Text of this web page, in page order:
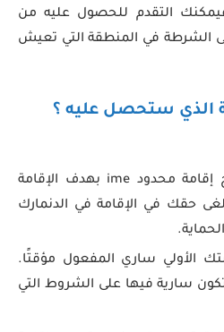
فيمكنك التقدم للحصول عليه من
الشرطة في المنطقة التي تعيش
الذي ستحصل عليه ؟
سيتم منحك تصريح إقامة محدود ime بهدف الإقامة
حقك في الإقامة في الدنمارك
الأولي ساري المفعول مؤقتًا.
سارية فيها على الشروط التي